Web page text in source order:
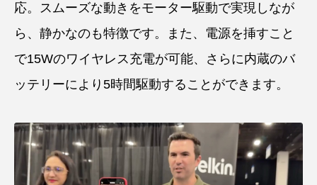
応。スムーズな動きをモーター駆動で実現しなが
ら、静かなのも特徴です。また、電源を挿すこと
で15Wのワイヤレス充電が可能、さらに内蔵のバ
ッテリーにより5時間駆動することができます。